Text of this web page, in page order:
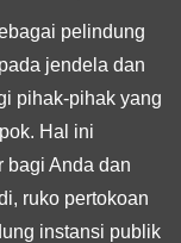
pelindung
jendela dan
pihak-pihak yang
Hal ini
bagi Anda dan
ruko pertokoan
instansi publik